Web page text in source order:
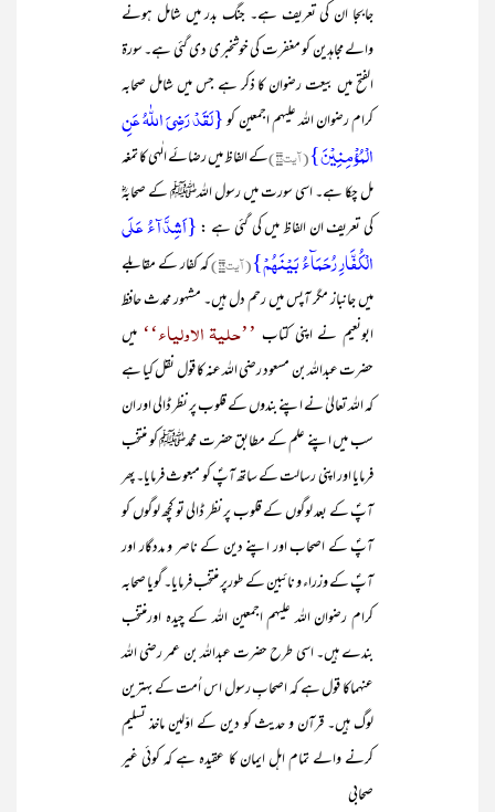
جابجا ان کی تعریف ہے۔ جنگ بدر میں شامل ہونے
والے مجاہدین کو مغفرت کی خوشخبری دی گئی ہے۔ سورۃ
الفتح میں بیعت رضوان کا ذکر ہے جس میں شامل صحابہ
کرام رضوان اللہ علیہم اجمعین کو{لَقَدۡ رَضِیَ اللّٰہُ عَنِ
الۡمُؤۡمِنِیۡنَ}(آیت۱۸) کے الفاظ میں رضائے الٰہی کا تمغہ
مل چکا ہے۔ اسی سورت میں رسول اللہﷺ کے صحابہؓ
کی تعریف ان الفاظ میں کی گئی ہے :{اَشِدَّآءُ عَلَی
الۡکُفَّارِ رُحَمَآءُ بَیۡنَہُمۡ}(آیت۲۹) کہ کفار کے مقابلے
میں جانباز مگر آپس میں رحم دل ہیں۔ مشہور محدث حافظ
ابونعیم نے اپنی کتاب ’’حلیۃ الاولیاء‘‘ میں
حضرت عبداللہ بن مسعود رضی اللہ عنہ کا قول نقل کیا ہے
کہ اللہ تعالیٰ نے اپنے بندوں کے قلوب پر نظر ڈالی اور ان
سب میں اپنے علم کے مطابق حضرت محمدﷺ کو منتخب
فرمایا اور اپنی رسالت کے ساتھ آپؐ کو مبعوث فرمایا۔ پھر
آپؐ کے بعد لوگوں کے قلوب پر نظر ڈالی تو کچھ لوگوں کو
آپؐ کے اصحاب اور اپنے دین کے ناصر و مددگار اور
آپؐ کے وزراء و نائبین کے طورپر منتخب فرمایا۔ گویا صحابہ
کرام رضوان اللہ علیہم اجمعین اللہ کے چیدہ اورمنتخب
بندے ہیں۔ اسی طرح حضرت عبداللہ بن عمر رضی اللہ
عنہماکا قول ہے کہ اصحابِ رسول اس اُمت کے بہترین
لوگ ہیں۔ قرآن و حدیث کو دین کے اوّلین ماخذ تسلیم
کرنے والے تمام اہل ایمان کا عقیدہ ہے کہ کوئی غیر
صحابی